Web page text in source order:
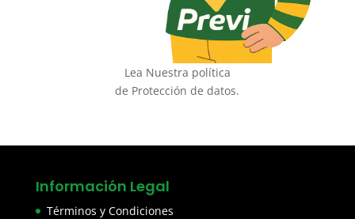
Lea Nuestra política
de Protección de datos.
Información Legal
Términos y Condiciones